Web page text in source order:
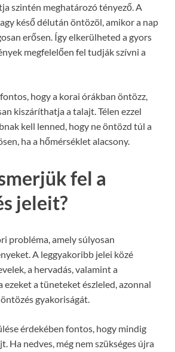
szintén meghatározó tényező. A
késő délután öntözöl, amikor a nap
erősen. Így elkerülheted a gyors
megfelelően fel tudják szívni a
hogy a korai órákban öntözz,
kiszáríthatja a talajt. Télen ezzel
kell lenned, hogy ne öntözd túl a
ha a hőmérséklet alacsony.
fel a
jeleit?
probléma, amely súlyosan
A leggyakoribb jelei közé
a hervadás, valamint a
ezeket a tüneteket észleled, azonnal
gyakoriságát.
érdekében fontos, hogy mindig
Ha nedves, még nem szükséges újra